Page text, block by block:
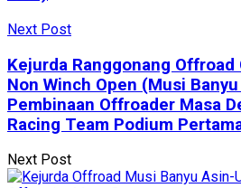
Next Post
Kejurda Ranggonang
Non Winch Open (Musi
Pembinaan Offroader Masa
Racing Team Podium
Next Post